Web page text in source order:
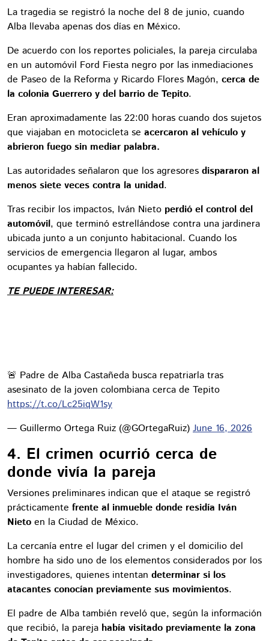
La tragedia se registró la noche del 8 de junio, cuando
Alba llevaba apenas dos días en México.
De acuerdo con los reportes policiales, la pareja circulaba
en un automóvil Ford Fiesta negro por las inmediaciones
de Paseo de la Reforma y Ricardo Flores Magón, cerca de
la colonia Guerrero y del barrio de Tepito.
Eran aproximadamente las 22:00 horas cuando dos sujetos
que viajaban en motocicleta se acercaron al vehículo y
abrieron fuego sin mediar palabra.
Las autoridades señalaron que los agresores dispararon al
menos siete veces contra la unidad.
Tras recibir los impactos, Iván Nieto perdió el control del
automóvil, que terminó estrellándose contra una jardinera
ubicada junto a un conjunto habitacional. Cuando los
servicios de emergencia llegaron al lugar, ambos
ocupantes ya habían fallecido.
TE PUEDE INTERESAR:
🚨 Padre de Alba Castañeda busca repatriarla tras
asesinato de la joven colombiana cerca de Tepito
https://t.co/Lc25iqW1sy
— Guillermo Ortega Ruiz (@GOrtegaRuiz) June 16, 2026
4. El crimen ocurrió cerca de
donde vivía la pareja
Versiones preliminares indican que el ataque se registró
prácticamente frente al inmueble donde residía Iván
Nieto en la Ciudad de México.
La cercanía entre el lugar del crimen y el domicilio del
hombre ha sido uno de los elementos considerados por los
investigadores, quienes intentan determinar si los
atacantes conocían previamente sus movimientos.
El padre de Alba también reveló que, según la información
que recibió, la pareja había visitado previamente la zona